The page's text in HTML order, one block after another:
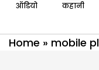
ऑडियो कहानी
Home » mobile